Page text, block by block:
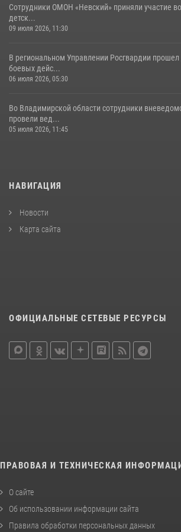
Сотрудники ОМОН «Невский» приняли участие
детск...
09 июля 2026, 11:30
В региональном Управлении Росгвардии
боевых дейс...
06 июля 2026, 05:30
Во Владимирской области сотрудники
провели вед...
05 июля 2026, 11:45
НАВИГАЦИЯ
Новости
Карта сайта
ОФИЦИАЛЬНЫЕ СЕТЕВЫЕ РЕСУРСЫ
ПРАВОВАЯ И ТЕХНИЧЕСКАЯ
О сайте
Об использовании информации сайта
Правила обработки персональных данных